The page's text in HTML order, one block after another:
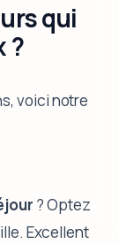
qui
?
voici notre
? Optez
Excellent